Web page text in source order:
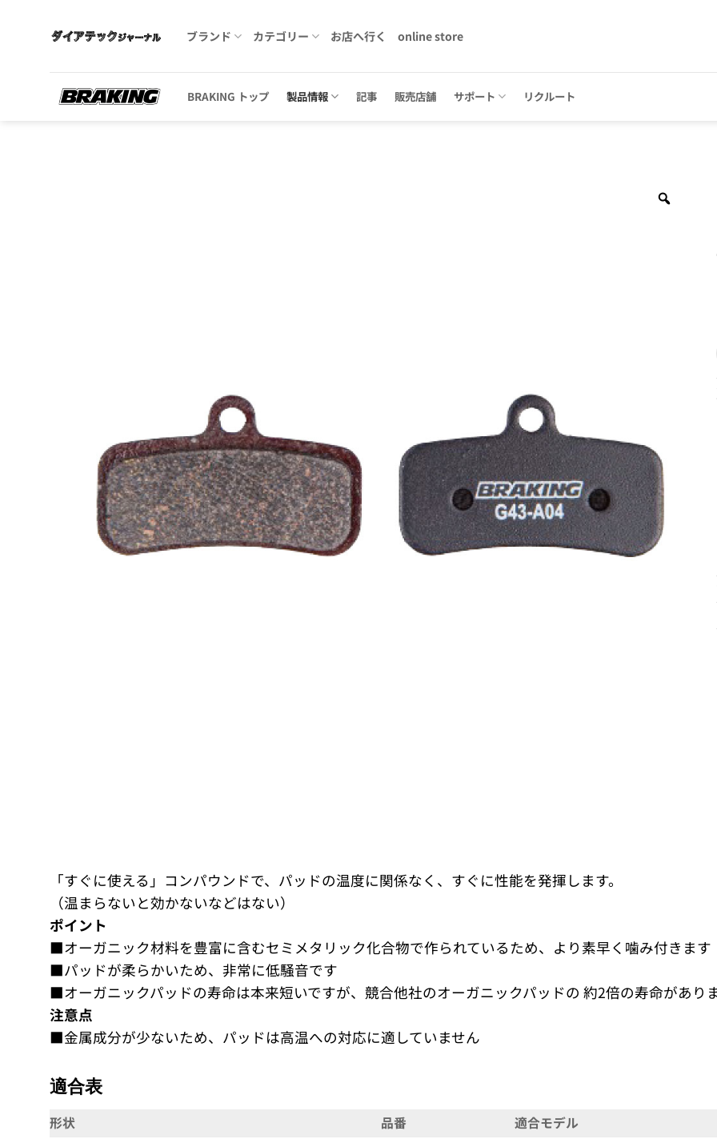
ブランド カテゴリー お店へ行く online store
BRAKING トップ 製品情報 記事 販売店舗 サポート リクルート
「すぐに使える」コンパウンドで、パッドの温度に関係なく、すぐに性能を発揮します。
（温まらないと効かないなどはない）
ポイント
■オーガニック材料を豊富に含むセミメタリック化合物で作られているため、より素早く噛み付きます
■パッドが柔らかいため、非常に低騒音です
■オーガニックパッドの寿命は本来短いですが、競合他社のオーガニックパッドの 約2倍の寿命があり
注意点
■金属成分が少ないため、パッドは高温への対応に適していません
適合表
形状 品番 適合モデル